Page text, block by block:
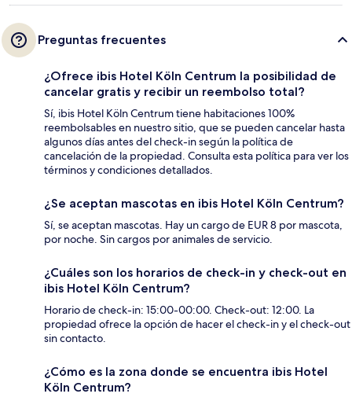
Preguntas frecuentes
¿Ofrece ibis Hotel Köln Centrum la posibilidad de
cancelar gratis y recibir un reembolso total?
Sí, ibis Hotel Köln Centrum tiene habitaciones 100%
reembolsables en nuestro sitio, que se pueden cancelar hasta
algunos días antes del check-in según la política de
cancelación de la propiedad. Consulta esta política para ver los
términos y condiciones detallados.
¿Se aceptan mascotas en ibis Hotel Köln Centrum?
Sí, se aceptan mascotas. Hay un cargo de EUR 8 por mascota,
por noche. Sin cargos por animales de servicio.
¿Cuáles son los horarios de check-in y check-out en
ibis Hotel Köln Centrum?
Horario de check-in: 15:00-00:00. Check-out: 12:00. La
propiedad ofrece la opción de hacer el check-in y el check-out
sin contacto.
¿Cómo es la zona donde se encuentra ibis Hotel
Köln Centrum?